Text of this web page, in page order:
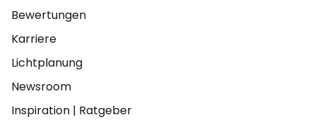
Bewertungen
Karriere
Lichtplanung
Newsroom
Inspiration | Ratgeber